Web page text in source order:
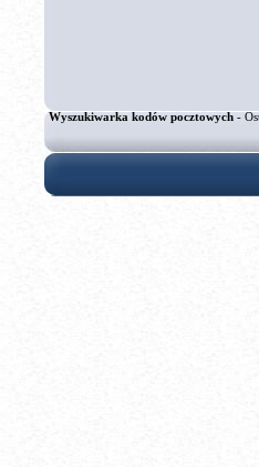
Wyszukiwarka kodów pocztowych-